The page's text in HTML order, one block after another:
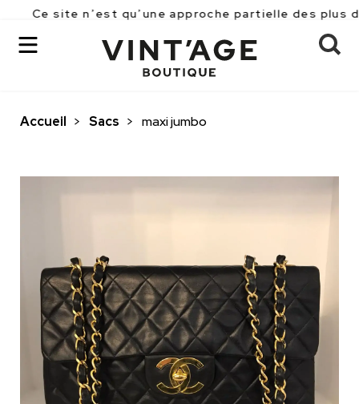
Ce site n’est qu’une approche partielle des plus de
Accueil > Sacs > maxi jumbo